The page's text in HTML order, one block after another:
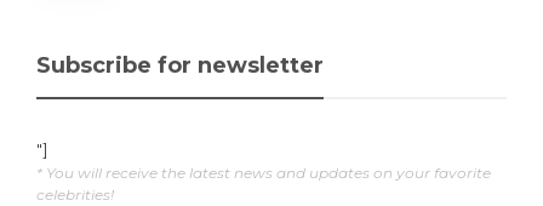
Subscribe for newsletter
"]
* You will receive the latest news and updates on your favorite
celebrities!